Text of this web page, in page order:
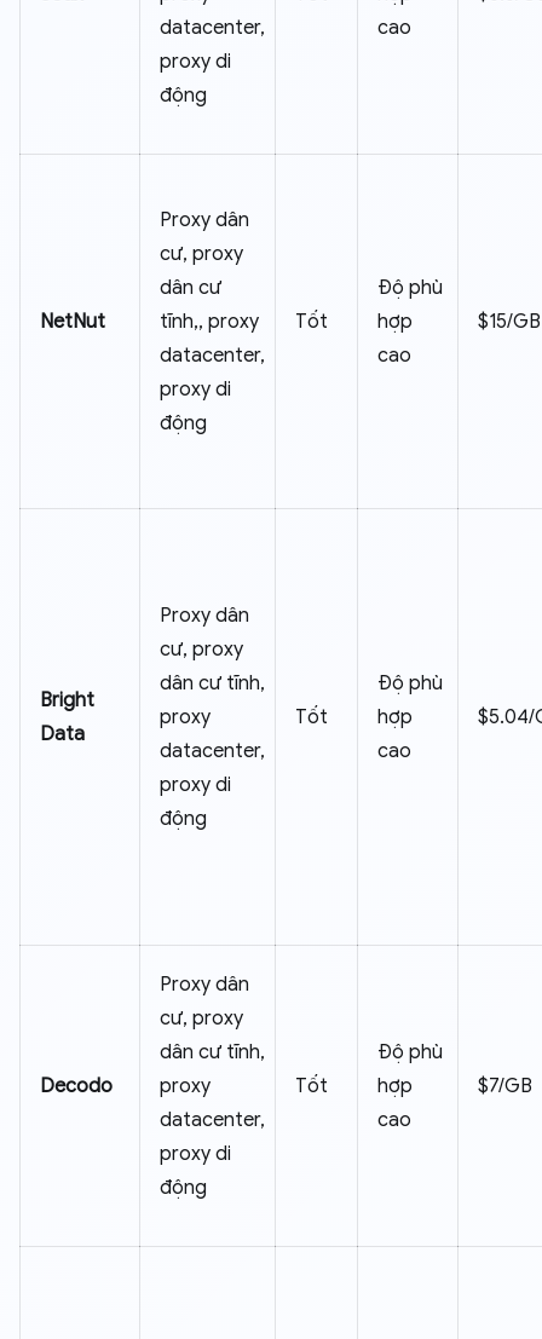
datacenter,
proxy di
động
cao
NetNut
Proxy dân
cư, proxy
dân cư
tĩnh,, proxy
datacenter,
proxy di
động
Tốt
Độ phù
hợp
cao
$15/GB
Bright
Data
Proxy dân
cư, proxy
dân cư tĩnh,
proxy
datacenter,
proxy di
động
Tốt
Độ phù
hợp
cao
$5.04/
Decodo
Proxy dân
cư, proxy
dân cư tĩnh,
proxy
datacenter,
proxy di
động
Tốt
Độ phù
hợp
cao
$7/GB